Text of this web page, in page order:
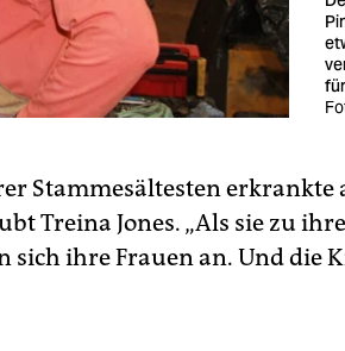
Stammesältesten erkrankte
Treina Jones. „Als sie zu
sich ihre Frauen an. Und die